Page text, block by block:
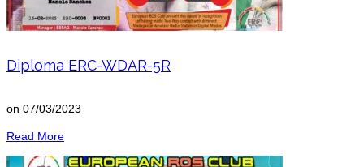
Diploma ERC-WDAR-5R
on 07/03/2023
Read More